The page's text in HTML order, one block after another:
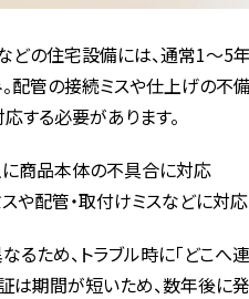
どの住宅設備には、通常1〜5
配管の接続ミスや仕上げの不
する必要があります。
に商品本体の不具合に対応
スや配管・取付けミスなどに対応
ため、トラブル時に「どこへ
は期間が短いため、数年後に